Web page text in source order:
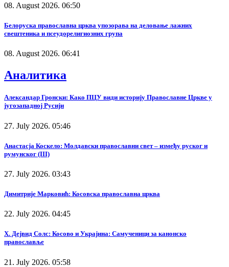
08. August 2026. 06:50
Белоруска православна црква упозорава на деловање лажних
свештеника и псеудорелигиозних група
08. August 2026. 06:41
Аналитика
Александар Гронски: Како ПЦУ види историју Православне Цркве у
југозападној Русији
27. July 2026. 05:46
Анастасја Коскело: Молдавски православни свет – између руског и
румунског (III)
27. July 2026. 03:43
Димитрије Марковић: Косовска православна црква
22. July 2026. 04:45
Х. Дејвид Солс: Косово и Украјина: Самученици за канонско
православље
21. July 2026. 05:58